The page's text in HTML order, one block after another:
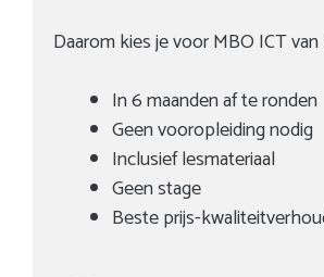
Daarom kies je voor MBO ICT
In 6 maanden af te ronden
Geen vooropleiding nodig
Inclusief lesmateriaal
Geen stage
Beste prijs-